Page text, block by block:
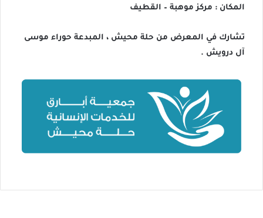
المكان : مركز موهبة – القطيف
تشارك في المعرض من حلة محيش ، المبدعة حوراء موسى
آل درويش .